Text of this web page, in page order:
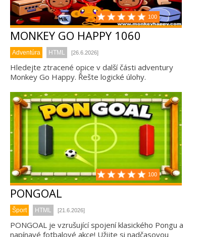
100
MONKEY GO HAPPY 1060
Adventúra HTML [26.6.2026]
Hledejte ztracené opice v další části adventury
Monkey Go Happy. Řešte logické úlohy.
100
PONGOAL
Šport HTML [21.6.2026]
PONGOAL je vzrušující spojení klasického Pongu a
napínavé fotbalové akce! Užijte si nadčasovou